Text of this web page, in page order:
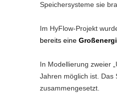
Speichersysteme sie
Im HyFlow-Projekt
bereits eine
In Modellierung zweier
Jahren möglich ist. Das
zusammengesetzt.